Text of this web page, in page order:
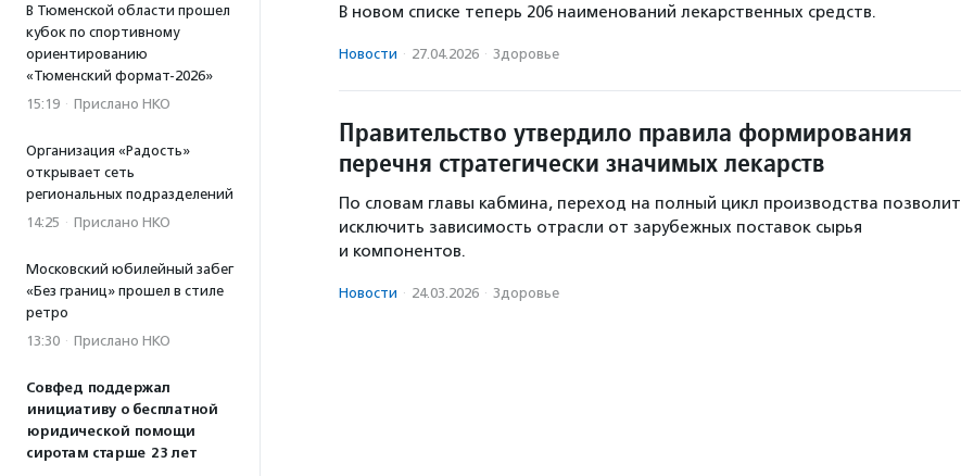
В Тюменской области прошел
кубок по спортивному
ориентированию
«Тюменский формат-2026»
15:19 · Прислано НКО
Организация «Радость»
открывает сеть
региональных подразделений
14:25 · Прислано НКО
Московский юбилейный забег
«Без границ» прошел в стиле
ретро
13:30 · Прислано НКО
Совфед поддержал
инициативу о бесплатной
юридической помощи
сиротам старше 23 лет
В новом списке теперь 206 наименований лекарственных средств.
Новости · 27.04.2026 · Здоровье
Правительство утвердило правила формирования
перечня стратегически значимых лекарств
По словам главы кабмина, переход на полный цикл производства позволит
исключить зависимость отрасли от зарубежных поставок сырья
и компонентов.
Новости · 24.03.2026 · Здоровье